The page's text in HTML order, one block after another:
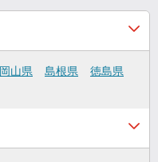
岡山県 島根県
徳島県